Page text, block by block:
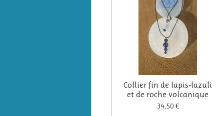
Collier fin de lapis-lazuli
et de roche volcanique
34,50 €